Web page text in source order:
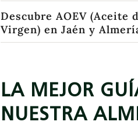
Descubre AOEV (Aceite
Virgen) en Jaén y
LA MEJOR
NUESTRA